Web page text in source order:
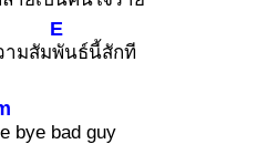
ามสัม
E
พันธ์นี้สักที
bye bad guy